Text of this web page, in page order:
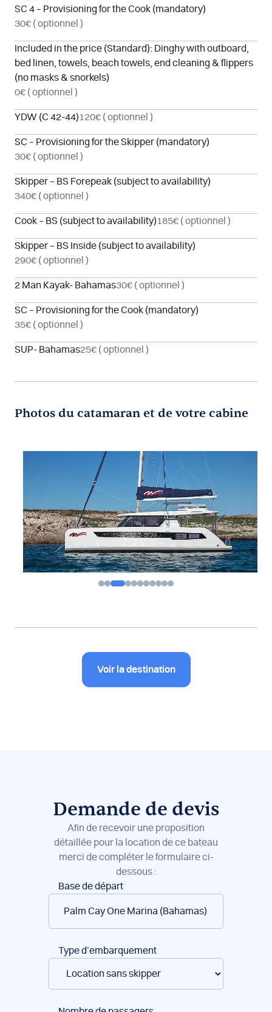
SC 4 – Provisioning for the Cook (mandatory)
30€ ( optionnel )
Included in the price (Standard): Dinghy with outboard,
bed linen, towels, beach towels, end cleaning & flippers
(no masks & snorkels)
0€ ( optionnel )
YDW (C 42-44)120€ ( optionnel )
SC – Provisioning for the Skipper (mandatory)
30€ ( optionnel )
Skipper – BS Forepeak (subject to availability)
340€ ( optionnel )
Cook – BS (subject to availability)185€ ( optionnel )
Skipper – BS Inside (subject to availability)
290€ ( optionnel )
2 Man Kayak- Bahamas30€ ( optionnel )
SC – Provisioning for the Cook (mandatory)
35€ ( optionnel )
SUP- Bahamas25€ ( optionnel )
Photos du catamaran et de votre cabine
Voir la destination
Demande de devis
Afin de recevoir une proposition
détaillée pour la location de ce bateau
merci de compléter le formulaire ci-
dessous :
Réservation
bateaux
Base de départ
Type d’embarquement